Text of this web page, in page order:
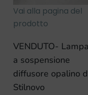
Vai alla pagina del
prodotto
VENDUTO-
a sospensione
diffusore opalino
Stilnovo